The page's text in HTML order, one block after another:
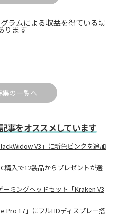
ラムによる収益を得ている場
ります
集の一覧へ
事をオススメしています
V3」に新色ピンクを追加
購入で12製品からプレゼントが選
ミングヘッドセット「Kraken V3
Pro 17」にフルHDディスプレー搭